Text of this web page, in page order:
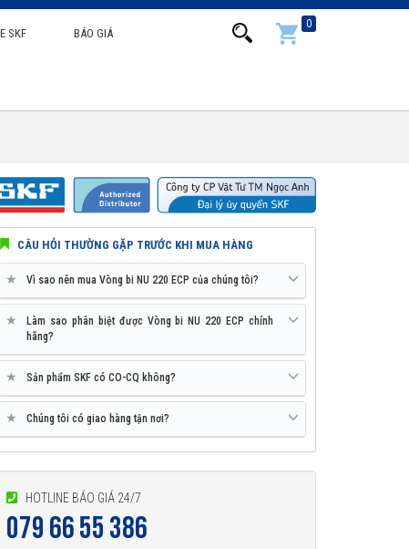
SKF BÁO GIÁ
0
CÂU HỎI THƯỜNG GẶP TRƯỚC KHI MUA HÀNG
★ Vì sao nên mua Vòng bi NU 220 ECP của chúng tôi?
★
Làm sao phân biệt được Vòng bi NU 220 ECP chính
hãng?
★ Sản phẩm SKF có CO-CQ không?
★ Chúng tôi có giao hàng tận nơi?
HOTLINE BÁO GIÁ 24/7
079 66 55 386